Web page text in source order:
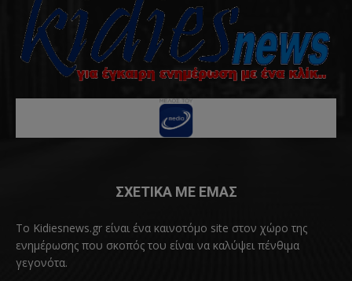
ΣΧΕΤΙΚΑ ΜΕ ΕΜΑΣ
Το Kidiesnews.gr είναι ένα καινοτόμο site στον χώρο της
ενημέρωσης που σκοπός του είναι να καλύψει πένθιμα
γεγονότα.